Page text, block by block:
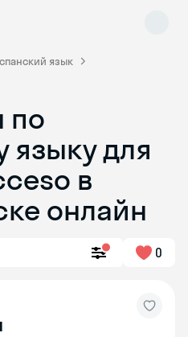
язык
по
языку для
в
онлайн
0